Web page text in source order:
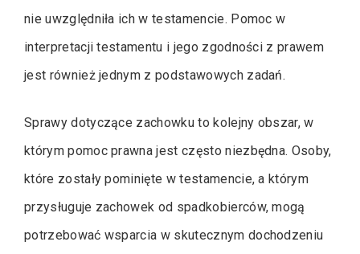
nie uwzględniła ich w testamencie. Pomoc w
interpretacji testamentu i jego zgodności z prawem
jest również jednym z podstawowych zadań.
Sprawy dotyczące zachowku to kolejny obszar, w
którym pomoc prawna jest często niezbędna. Osoby,
które zostały pominięte w testamencie, a którym
przysługuje zachowek od spadkobierców, mogą
potrzebować wsparcia w skutecznym dochodzeniu